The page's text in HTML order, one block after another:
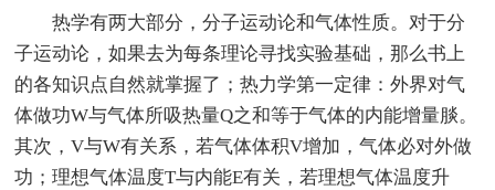
热学有两大部分，分子运动论和气体性质。对于分
子运动论，如果去为每条理论寻找实验基础，那么书上
的各知识点自然就掌握了；热力学第一定律：外界对气
体做功W与气体所吸热量Q之和等于气体的内能增量腅。
其次，V与W有关系，若气体体积V增加，气体必对外做
功；理想气体温度T与内能E有关，若理想气体温度升